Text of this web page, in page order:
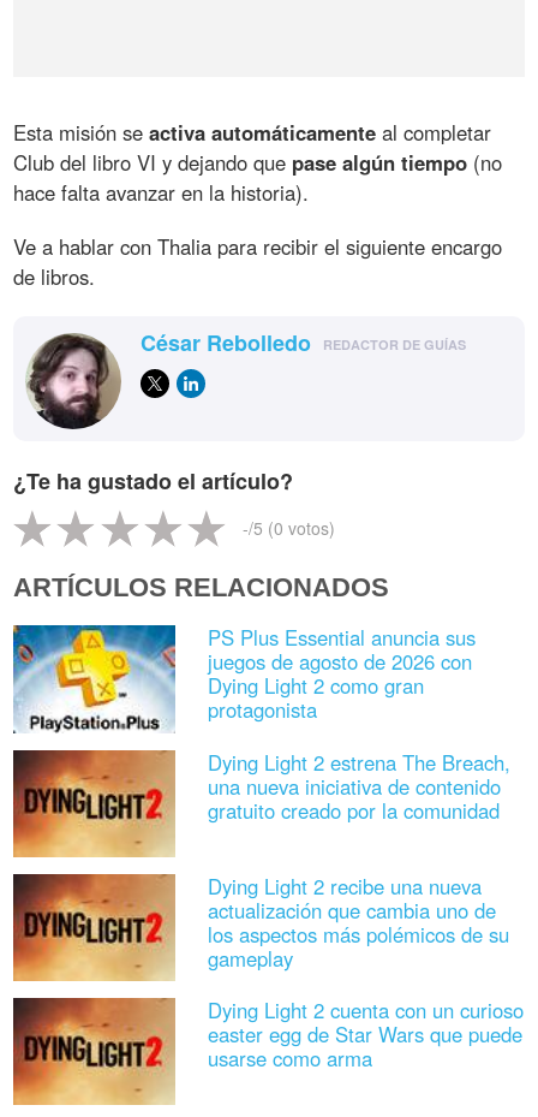
Esta misión seactiva automáticamente al completar
Club del libro VI y dejando que pase algún tiempo (no
hace falta avanzar en la historia).
Ve a hablar con Thalia para recibir el siguiente encargo
de libros.
César Rebolledo REDACTOR DE GUÍAS
¿Te ha gustado el artículo?
-/5 (0 votos)
ARTÍCULOS RELACIONADOS
PS Plus Essential anuncia sus
juegos de agosto de 2026 con
Dying Light 2 como gran
protagonista
Dying Light 2 estrena The Breach,
una nueva iniciativa de contenido
gratuito creado por la comunidad
Dying Light 2 recibe una nueva
actualización que cambia uno de
los aspectos más polémicos de su
gameplay
Dying Light 2 cuenta con un curioso
easter egg de Star Wars que puede
usarse como arma